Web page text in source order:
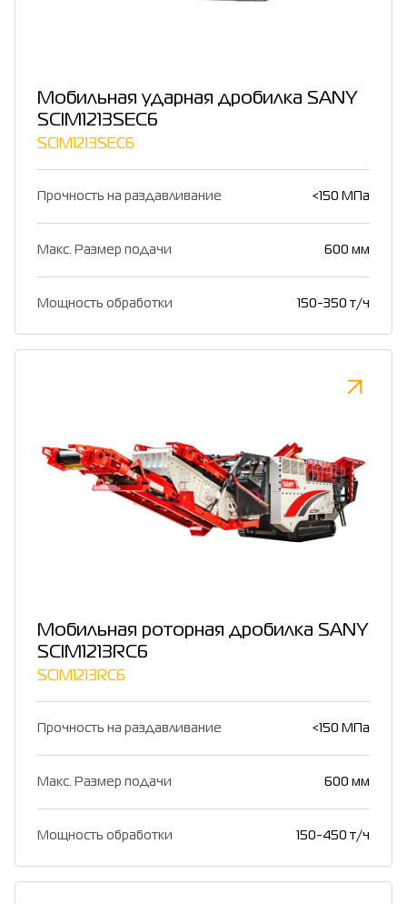
Мобильная ударная дробилка SANY
SCIM1213SEC6
SCIM1213SEC6
Прочность на раздавливание <150 МПа
Макс. Размер подачи 600 мм
Мощность обработки 150-350 т/ч
Мобильная роторная дробилка SANY
SCIM1213RC6
SCIM1213RC6
Прочность на раздавливание <150 МПа
Макс. Размер подачи 600 мм
Мощность обработки 150-450 т/ч